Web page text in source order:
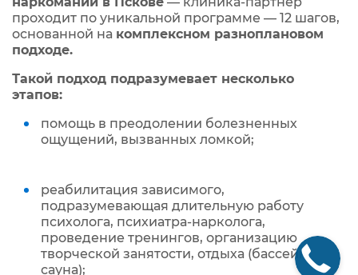
проходит по уникальной программе — 12 шагов,
основанной на комплексном разноплановом
подходе.
Такой подход подразумевает несколько
этапов:
помощь в преодолении болезненных
ощущений, вызванных ломкой;
реабилитация зависимого,
подразумевающая длительную работу
психолога, психиатра-нарколога,
проведение тренингов, организацию
творческой занятости, отдыха (бассейн,
сауна);